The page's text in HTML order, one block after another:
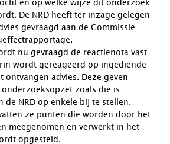
en op welke wijze dit onderzoek
De NRD heeft ter inzage gelegen
gevraagd aan de Commissie
nu gevraagd de reactienota vast
wordt gereageerd op ingediende
ontvangen advies. Deze geven
zoals die is
de NRD op enkele bij te stellen.
ze punten die worden door het
meegenomen en verwerkt in het
opgesteld.